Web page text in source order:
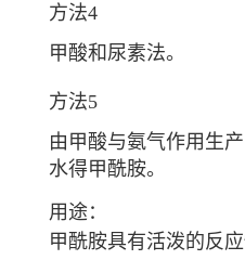
方法4
甲酸和尿素法。
方法5
由甲酸与氨气作用生
水得甲酰胺。
用途：
甲酰胺具有活泼的反